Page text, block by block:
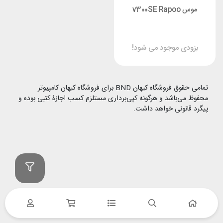
موس v300SE Rapoo
بزودی موجود می شود!
تمامی حقوق فروشگاه کیهان BND برای فروشگاه کیهان کامپیوتر
محفوظ می‌باشد و هرگونه کپی‌برداری مستلزم کسب اجازۀ کتبی بوده و
پیگرد قانونی خواهد داشت.